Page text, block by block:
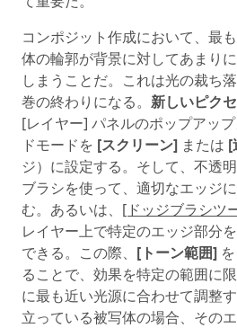
コンポジット作成において、最
体の輪郭が背景に対してあまり
しまうことだ。これは光の裁ち
巻の終わりになる。 新しいピク
[レイヤー] パネルのポップアッ
ドモードを [スクリーン] または [
ジ）に設定する。そして、不透
ブラシを使って、適切なエッジ
む。あるいは、 [ドッジブラシツ
レイヤー上で特定のエッジ部分
できる。この際、 [トーン範囲] を
ることで、効果を特定の範囲に
に最も近い光源に合わせて調整
立っている被写体の場合、その